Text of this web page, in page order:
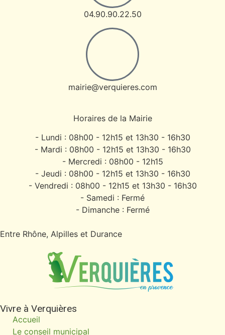
04.90.90.22.50
mairie@verquieres.com
Horaires de la Mairie
- Lundi : 08h00 - 12h15 et 13h30 - 16h30
- Mardi : 08h00 - 12h15 et 13h30 - 16h30
- Mercredi : 08h00 - 12h15
- Jeudi : 08h00 - 12h15 et 13h30 - 16h30
- Vendredi : 08h00 - 12h15 et 13h30 - 16h30
- Samedi : Fermé
- Dimanche : Fermé
Entre Rhône, Alpilles et Durance
Vivre à Verquières
Accueil
Le conseil municipal